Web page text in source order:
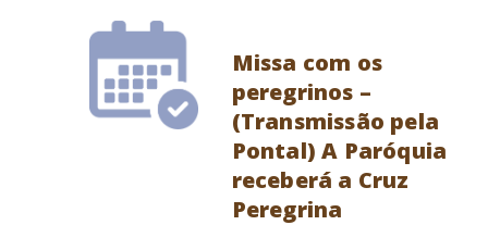
Missa com os
peregrinos –
(Transmissão pela
Pontal) A Paróquia
receberá a Cruz
Peregrina